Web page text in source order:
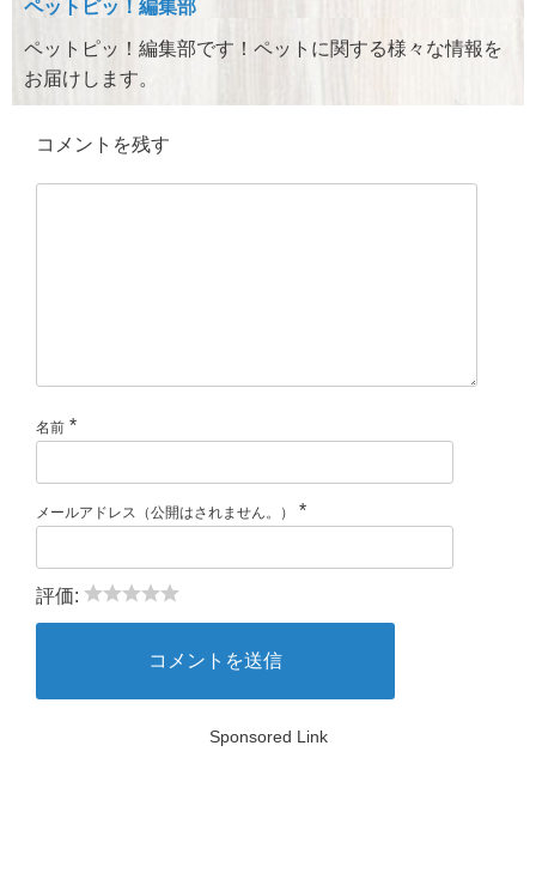
k
ペットピッ！編集部
ペットピッ！編集部です！ペットに関する様々な情報を
お届けします。
コメントを残す
名前 *
メールアドレス（公開はされません。） *
評価:
Sponsored Link